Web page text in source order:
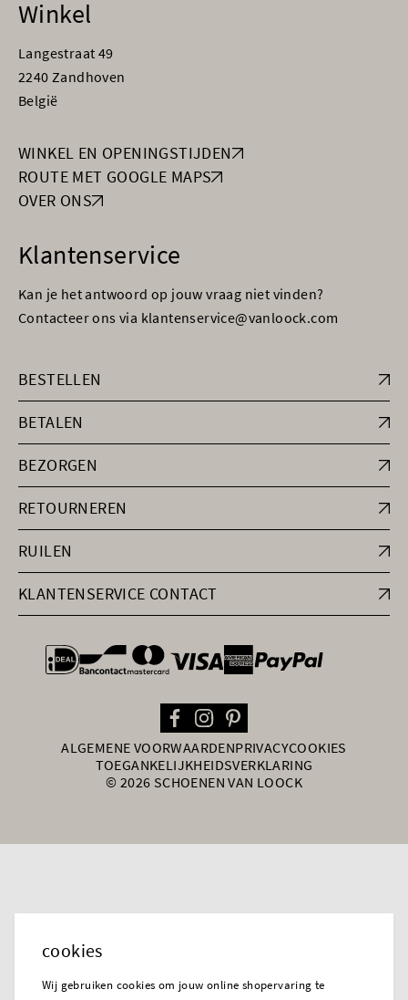
Winkel
Langestraat 49
2240 Zandhoven
België
WINKEL EN OPENINGSTIJDEN
ROUTE MET GOOGLE MAPS
OVER ONS
Klantenservice
Kan je het antwoord op jouw vraag niet vinden?
Contacteer ons via klantenservice@vanloock.com
BESTELLEN
BETALEN
BEZORGEN
RETOURNEREN
RUILEN
KLANTENSERVICE CONTACT
general.paymentOptions
ALGEMENE VOORWAARDENPRIVACYCOOKIES
TOEGANKELIJKHEIDSVERKLARING
© 2026 SCHOENEN VAN LOOCK
cookies
Wij gebruiken cookies om jouw online shopervaring te